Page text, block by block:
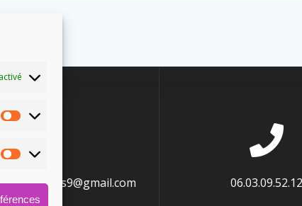
06.03.09.52.12